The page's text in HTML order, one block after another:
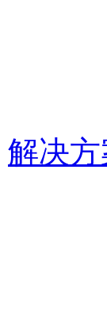
解决